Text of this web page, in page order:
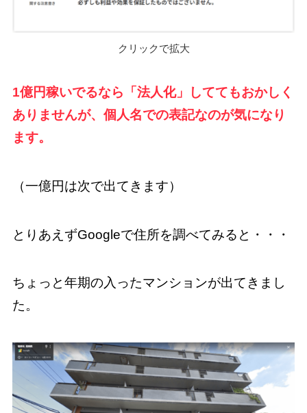
クリックで拡大
1億円稼いでるなら「法人化」しててもおかしく
ありませんが、個人名での表記なのが気になり
ます。
（一億円は次で出てきます）
とりあえずGoogleで住所を調べてみると・・・
ちょっと年期の入ったマンションが出てきまし
た。